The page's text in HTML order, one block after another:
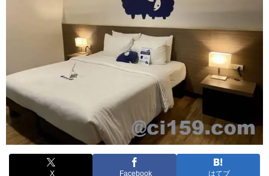
X Facebook はてブ